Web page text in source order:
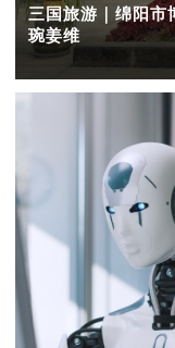
三国旅游｜绵阳市
琬姜维